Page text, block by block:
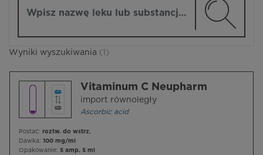
Wyniki wyszukiwania (1)
Vitaminum C Neupharm
import równoległy
Ascorbic acid
Postać: roztw. do wstrz.
Dawka: 100 mg/ml
Opakowanie: 5 amp. 5 ml